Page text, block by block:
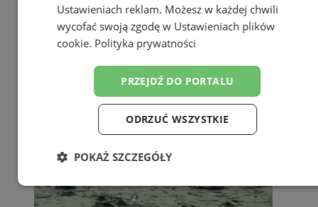
Ustawieniach reklam. Możesz w każdej chwili
wycofać swoją zgodę w Ustawieniach plików
cookie. Polityka prywatności
PRZEJDŹ DO PORTALU
ODRZUĆ WSZYSTKIE
POKAŻ SZCZEGÓŁY
Niezbędne Wydajność Targetowanie